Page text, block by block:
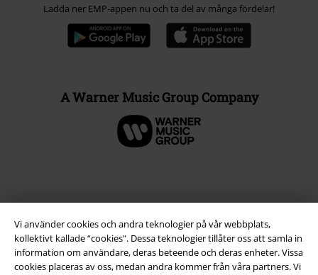
Vi använder cookies och andra teknologier på vår webbplats,
kollektivt kallade “cookies". Dessa teknologier tillåter oss att samla in
information om användare, deras beteende och deras enheter. Vissa
cookies placeras av oss, medan andra kommer från våra partners. Vi
Ladda ner EMP-appen nu och ta del av många fördelar!
A Warner Music Group Company